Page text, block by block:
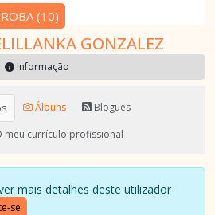
(10)
GONZALEZ
Informação
Álbuns
Blogues
meu currículo profissional
mais detalhes deste utilizador
se